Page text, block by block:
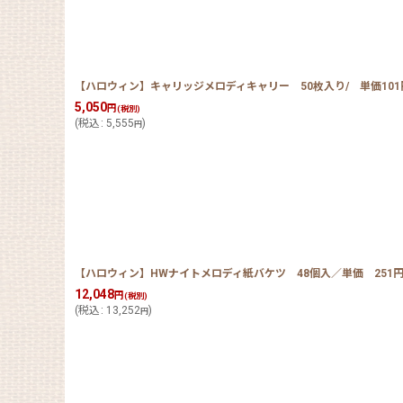
【ハロウィン】キャリッジメロディキャリー 50枚入り/ 単価101
5,050円(税別)
(税込 : 5,555円)
【ハロウィン】HWナイトメロディ紙バケツ 48個入／単価 251円
12,048円(税別)
(税込 : 13,252円)